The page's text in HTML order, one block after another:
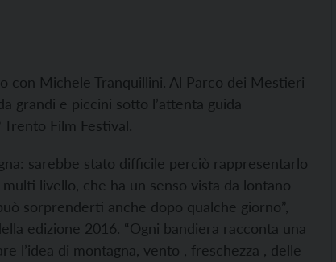
con Michele Tranquillini. Al Parco dei Mestieri
grandi e piccini sotto l’attenta guida
Film Festival.
sarebbe stato difficile perciò rappresentarlo
livello, che ha un senso vista da lontano
sorprenderti anche dopo qualche giorno”,
edizione 2016. “Ogni bandiera racconta una
l’idea di montagna, vento , freschezza , delle